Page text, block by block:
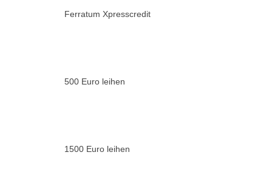
Ferratum Xpresscredit
500 Euro leihen
1500 Euro leihen